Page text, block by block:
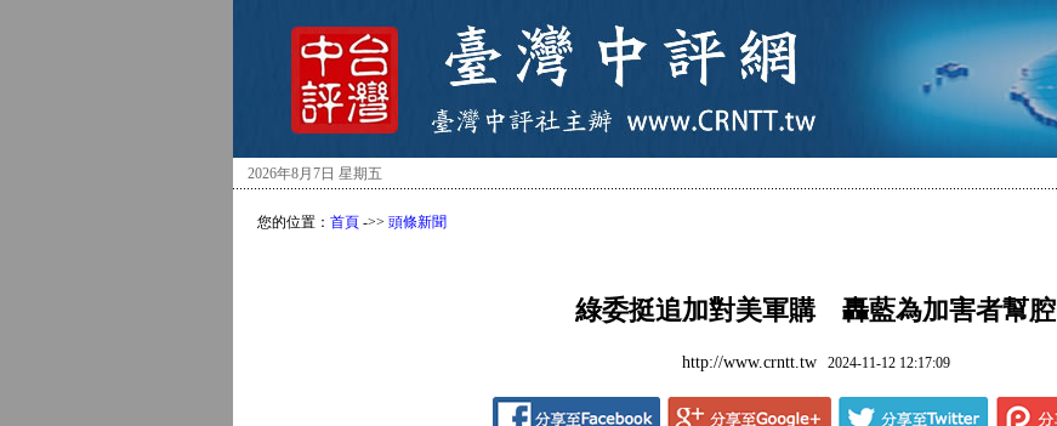
2026年8月7日 星期五
您的位置： 首頁 ->> 頭條新聞
綠委挺追加對美軍購 轟藍為加害者幫腔
http://www.crntt.tw2024-11-12 12:17:09